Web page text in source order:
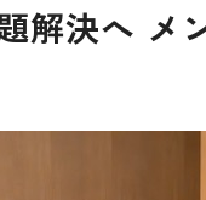
解決へ メ